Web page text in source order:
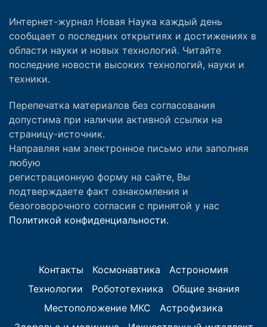
Интернет-журнал Новая Наука каждый день
сообщает о последних открытиях и достижениях в
области науки и новых технологий. Читайте
последние новости высоких технологий, науки и
техники.
Перепечатка материалов без согласования
допустима при наличии активной ссылки на
страницу-источник.
Направляя нам электронное письмо или заполняя
любую
регистрационную форму на сайте, Вы
подтверждаете факт ознакомления и
безоговорочного согласия с принятой у нас
Политикой конфиденциальности.
Контакты Космонавтика
Астрономия
Технологии
Робототехника
Общие знания
Местоположение МКС
Астрофизика